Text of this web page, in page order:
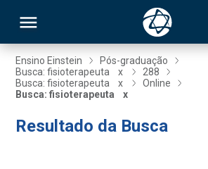
Ensino Einstein
Pós-graduação
Busca: fisioterapeuta
x
288
Busca: fisioterapeuta
x
Online
Busca: fisioterapeuta
x
Resultado da Busca